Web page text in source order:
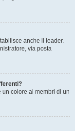
anche il leader.
via posta
un colore ai membri di un